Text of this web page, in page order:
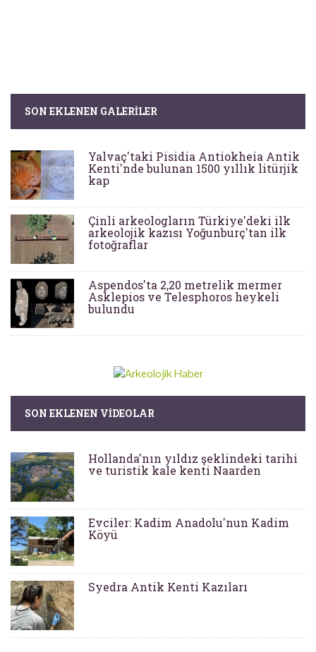
SON EKLENEN GALERILER
Yalvaç'taki Pisidia Antiokheia Antik
Kenti'nde bulunan 1500 yıllık litürjik
kap
Çinli arkeologların Türkiye'deki ilk
arkeolojik kazısı Yoğunburç'tan ilk
fotoğraflar
Aspendos'ta 2,20 metrelik mermer
Asklepios ve Telesphoros heykeli
bulundu
SON EKLENEN VIDEOLAR
Hollanda'nın yıldız şeklindeki tarihi
ve turistik kale kenti Naarden
Evciler: Kadim Anadolu'nun Kadim
Köyü
Syedra Antik Kenti Kazıları